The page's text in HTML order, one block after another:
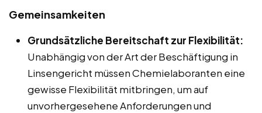
Gemeinsamkeiten
Grundsätzliche Bereitschaft zur Flexibilität:
Unabhängig von der Art der Beschäftigung in
Linsengericht müssen Chemielaboranten eine
gewisse Flexibilität mitbringen, um auf
unvorhergesehene Anforderungen und